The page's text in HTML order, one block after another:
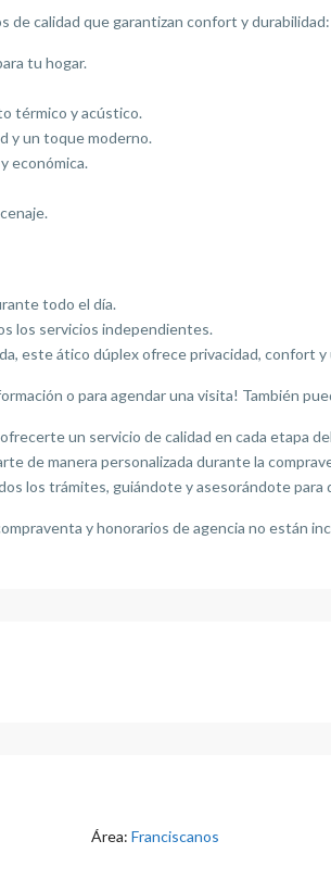
de calidad que garantizan confort y durabilidad:
tu hogar.
térmico y acústico.
y un toque moderno.
económica.
todo el día.
los servicios independientes.
este ático dúplex ofrece privacidad, confort
o para agendar una visita! También
un servicio de calidad en cada etapa
de manera personalizada durante la
los trámites, guiándote y asesorándote para
y honorarios de agencia no están
Área: Franciscanos